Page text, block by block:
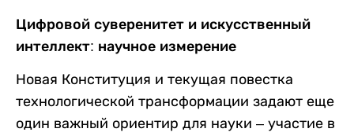
Цифровой суверенитет и искусственный
интеллект: научное измерение
Новая Конституция и текущая повестка
технологической трансформации задают еще
один важный ориентир для науки – участие в